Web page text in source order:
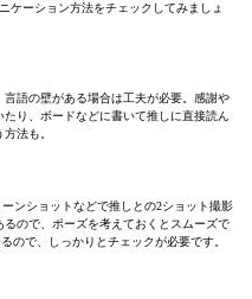
ケーション方法をチェックしてみましょ
語の壁がある場合は工夫が必要。感謝や
り、ボードなどに書いて推しに直接読ん
法も。
ンショットなどで推しとの2ショット撮影
ので、ポーズを考えておくとスムーズで
ので、しっかりとチェックが必要です。